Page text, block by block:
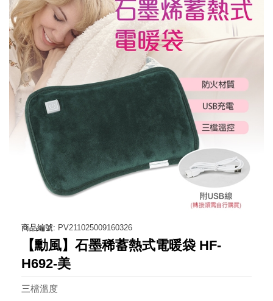
商品編號: PV211025009160326
【勳風】石墨稀蓄熱式電暖袋 HF-
H692-美
三檔溫度